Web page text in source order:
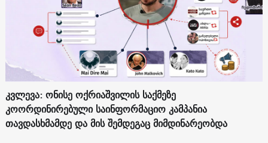
კვლევა: ონისე ოქრიაშვილის საქმეზე
კოორდინირებული საინფორმაციო კამპანია
თავდასხმამდე და მის შემდეგაც მიმდინარეობდა